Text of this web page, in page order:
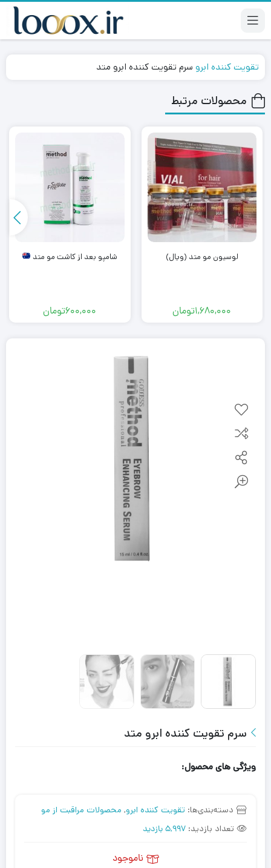
تقویت کننده ابرو سرم تقویت کننده ابرو متد
محصولات مرتبط
لوسیون مو متد (ویال)
1,680,000تومان
شامپو بعد از کاشت مو متد
600,000تومان
سرم تقویت کننده ابرو متد
ویژگی های محصول:
دسته‌بندی‌ها: تقویت کننده ابرو, محصولات مراقبت از مو
تعداد بازدید: 5,997 بازدید
ناموجود